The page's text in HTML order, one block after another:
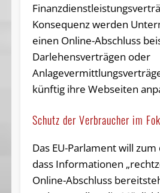
Konsequenz werden
einen Online-Abschluss
Darlehensverträgen oder
künftig ihre Webseiten
Schutz der Verbraucher im
Das EU-Parlament will
dass Informationen
Online-Abschluss